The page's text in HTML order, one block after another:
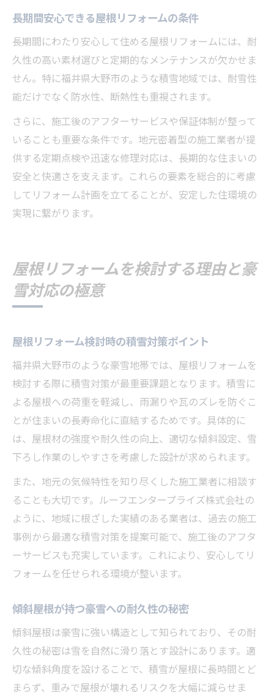
長期間安心できる屋根リフォームの条件
長期間にわたり安心して住める屋根リフォームには、耐
久性の高い素材選びと定期的なメンテナンスが欠かせま
せん。特に福井県大野市のような積雪地域では、耐雪性
能だけでなく防水性、断熱性も重視されます。
さらに、施工後のアフターサービスや保証体制が整って
いることも重要な条件です。地元密着型の施工業者が提
供する定期点検や迅速な修理対応は、長期的な住まいの
安全と快適さを支えます。これらの要素を総合的に考慮
してリフォーム計画を立てることが、安定した住環境の
実現に繋がります。
屋根リフォームを検討する理由と豪
雪対応の極意
屋根リフォーム検討時の積雪対策ポイント
福井県大野市のような豪雪地帯では、屋根リフォームを
検討する際に積雪対策が最重要課題となります。積雪に
よる屋根への荷重を軽減し、雨漏りや瓦のズレを防ぐこ
とが住まいの長寿命化に直結するためです。具体的に
は、屋根材の強度や耐久性の向上、適切な傾斜設定、雪
下ろし作業のしやすさを考慮した設計が求められます。
また、地元の気候特性を知り尽くした施工業者に相談す
ることも大切です。ルーフエンタープライズ株式会社の
ように、地域に根ざした実績のある業者は、過去の施工
事例から最適な積雪対策を提案可能で、施工後のアフタ
ーサービスも充実しています。これにより、安心してリ
フォームを任せられる環境が整います。
傾斜屋根が持つ豪雪への耐久性の秘密
傾斜屋根は豪雪に強い構造として知られており、その耐
久性の秘密は雪を自然に滑り落とす設計にあります。適
切な傾斜角度を設けることで、積雪が屋根に長時間とど
まらず、重みで屋根が壊れるリスクを大幅に減らせま